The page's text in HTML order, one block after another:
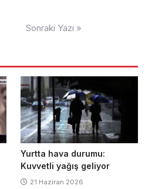
Sonraki Yazı »
Yurtta hava durumu:
Kuvvetli yağış geliyor
21 Haziran 2026